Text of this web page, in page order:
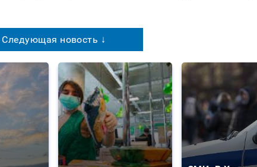
Следующая новость ↓